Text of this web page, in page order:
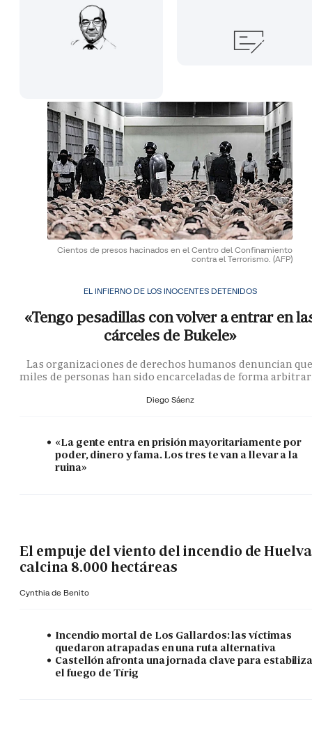
Cientos de presos hacinados en el Centro del Confinamiento
contra el Terrorismo. (AFP)
EL INFIERNO DE LOS INOCENTES DETENIDOS
«Tengo pesadillas con volver a entrar en
cárceles de Bukele»
Las organizaciones de derechos humanos denuncian
miles de personas han sido encarceladas de forma
Diego Sáenz
«La gente entra en prisión mayoritariamente por
poder, dinero y fama. Los tres te van a llevar a la
ruina»
El empuje del viento del incendio de Huelva
calcina 8.000 hectáreas
Cynthia de Benito
Incendio mortal de Los Gallardos: las víctimas
quedaron atrapadas en una ruta alternativa
Castellón afronta una jornada clave para
el fuego de Tírig